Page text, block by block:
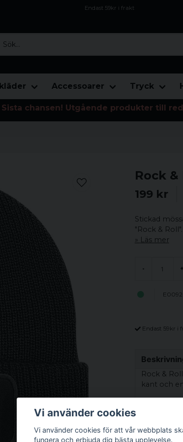
Endast 59kr i frakt
Accessoarer Tryck
Sista chansen! Utgående produkter till
Rock
199 kr
Stickad
"Rock &
Läs mer
- +
Endast 59kr i
Rock &
kant och
Den
tydlig
sexkantig
uttrycksfull
Vi använder cookies
Vi använder cookies för att vår webbplats
fungera och erbjuda dig bästa upplevelse.